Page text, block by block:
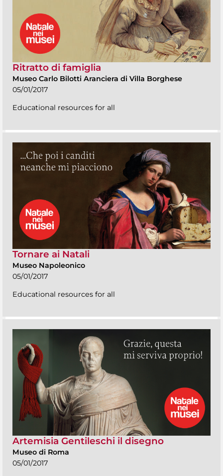
Ritratto di famiglia
Museo Carlo Bilotti Aranciera di Villa Borghese
05/01/2017
Educational resources for all
Tornare ai Natali
Museo Napoleonico
05/01/2017
Educational resources for all
Artemisia Gentileschi il disegno
Museo di Roma
05/01/2017